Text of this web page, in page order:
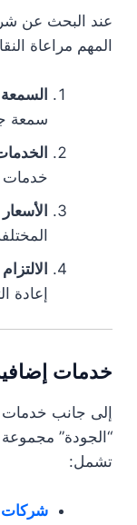
عند البحث عن
المهم مراعاة
السمعة
سمعة
خدمات
إعادة
خدمات
إلى جانب خدمات
“الجودة” مجموعة
تشمل:
شركات